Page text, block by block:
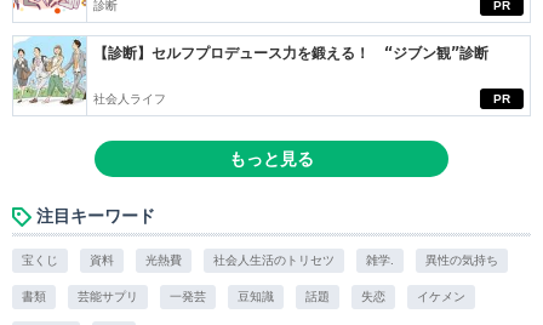
PR
診断
PR
【診断】セルフプロデュース力を鍛える！ “ジブン観”診断
社会人ライフ
もっと見る
注目キーワード
宝くじ 資料 光熱費 社会人生活のトリセツ 雑学. 異性の気持ち
書類 芸能サプリ 一発芸 豆知識 話題 失恋 イケメン